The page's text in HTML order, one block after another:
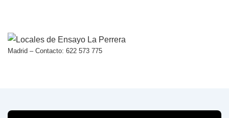
contenido
Madrid – Contacto: 622 573 775